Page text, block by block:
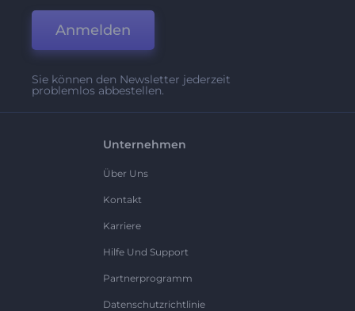
Anmelden
Sie können den Newsletter jederzeit
problemlos abbestellen.
Unternehmen
Über Uns
Kontakt
Karriere
Hilfe Und Support
Partnerprogramm
Datenschutzrichtlinie